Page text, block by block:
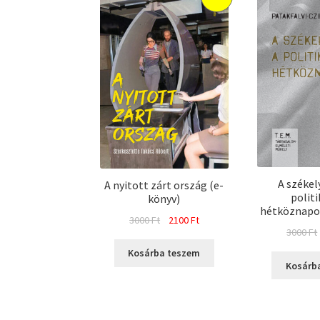
A nyitott zárt ország (e-
könyv)
3000Ft
Original
was:
2100FtCurrent
is:
Kosárba teszem
A
3000Ft